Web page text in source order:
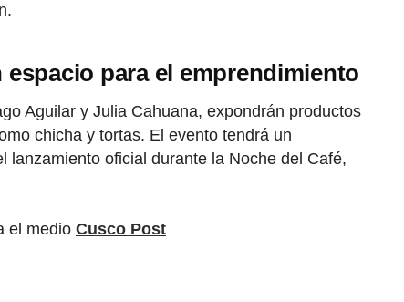
espacio para el emprendimiento
Aguilar y Julia Cahuana, expondrán productos
chicha y tortas. El evento tendrá un
lanzamiento oficial durante la Noche del Café,
el medio Cusco Post